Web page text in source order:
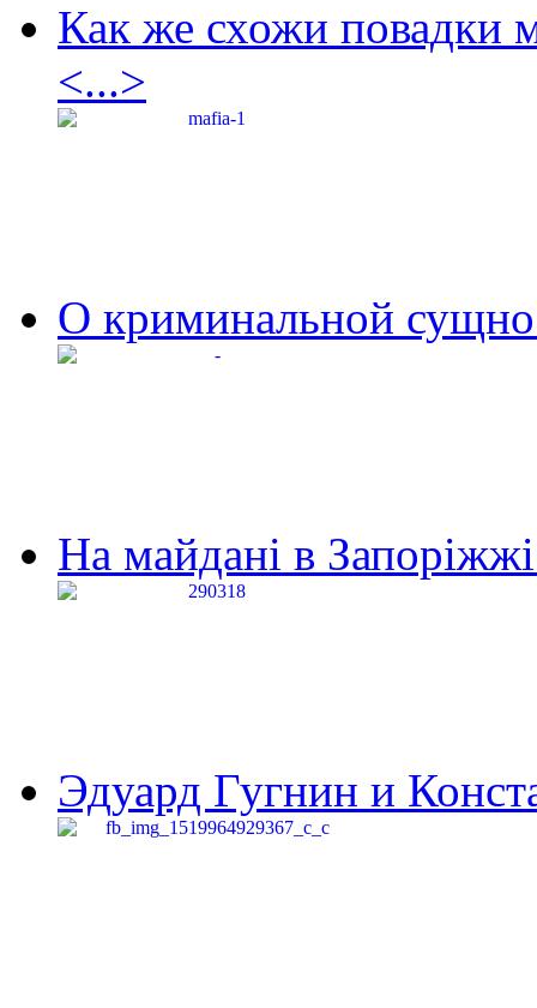
Как же схожи повадки
<...>
О криминальной
На майдані в
Эдуард Гугнин и